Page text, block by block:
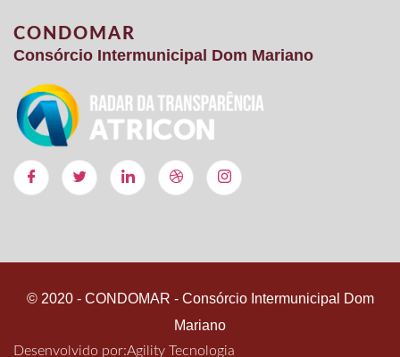
CONDOMAR
Consórcio Intermunicipal Dom Mariano
© 2020 - CONDOMAR - Consórcio Intermunicipal Dom
Mariano
Desenvolvido por:Agility Tecnologia